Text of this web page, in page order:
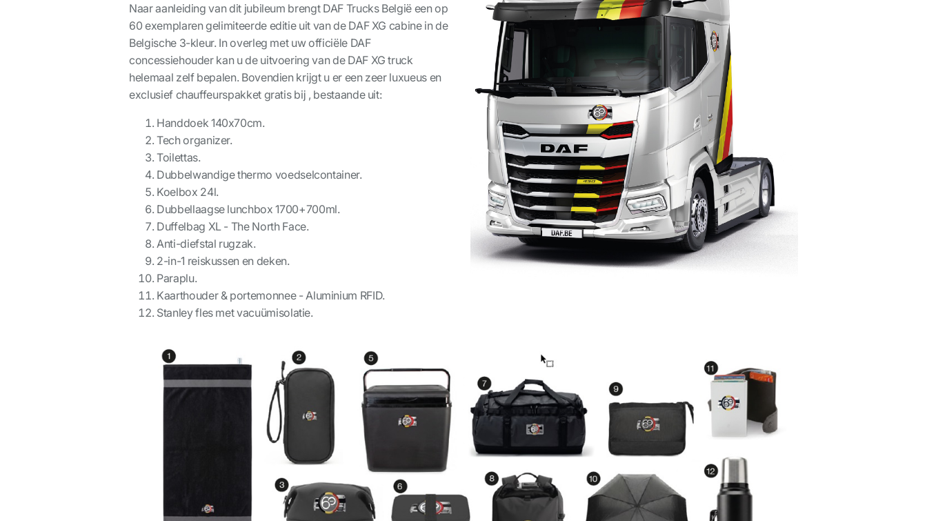
Naar aanleiding van dit jubileum brengt DAF Trucks België een op
60 exemplaren gelimiteerde editie uit van de DAF XG cabine in de
Belgische 3-kleur. In overleg met uw officiële DAF
concessiehouder kan u de uitvoering van de DAF XG truck
helemaal zelf bepalen. Bovendien krĳgt u er een zeer luxueus en
exclusief chauffeurspakket gratis bĳ , bestaande uit:
Handdoek 140x70cm.
Tech organizer.
Toilettas.
Dubbelwandige thermo voedselcontainer.
Koelbox 24l.
Dubbellaagse lunchbox1700+700ml.
Duffelbag XL - The North Face.
Anti-diefstal rugzak.
2-in-1 reiskussen en deken.
Paraplu.
Kaarthouder & portemonnee - Aluminium RFID.
Stanley fles met vacuümisolatie.